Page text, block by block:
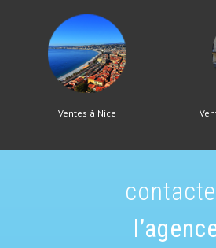
Ventes à Nice